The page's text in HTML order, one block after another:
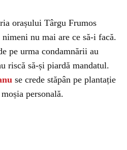
orașului Târgu Frumos
nu mai are ce să-i facă.
pe urma condamnării au
riscă să-și piardă mandatul.
se crede stăpân pe plantație
personală.